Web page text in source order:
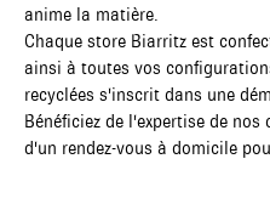
anime la matière.
Chaque store Biarritz est
ainsi à toutes vos
recyclées s'inscrit dans une
Bénéficiez de l'expertise de
d'un rendez-vous à domicile